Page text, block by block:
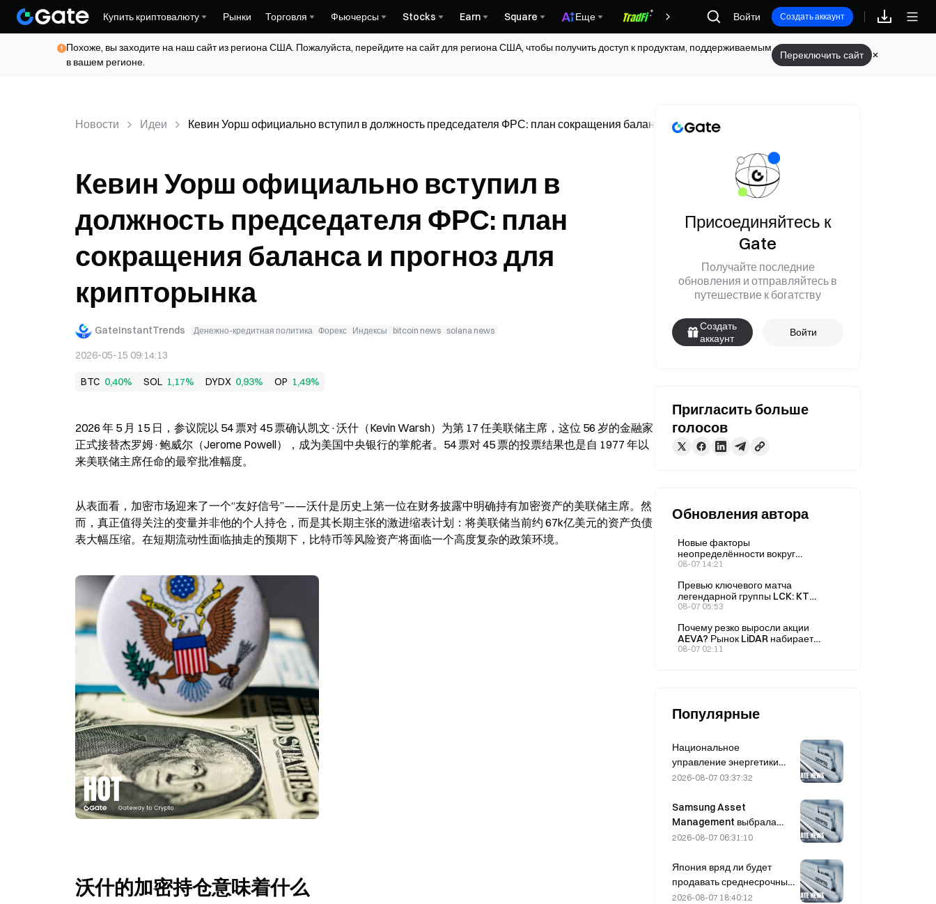
Купить криптовалюту Рынки Торговля Фьючерсы Stocks Earn Square Еще Награды
Войти Создать аккаунт
Похоже, вы заходите на наш сайт из региона США. Пожалуйста, перейдите на сайт для региона США, чтобы получить доступ к продуктам, поддерживаемым
в вашем регионе.
Переключить сайт
Новости Идеи Кевин Уорш официально вступил в должность председателя ФРС: план сокращения баланса и прогноз для крипторынка
Кевин Уорш официально вступил в
должность председателя ФРС: план
сокращения баланса и прогноз для
крипторынка
GateInstantTrends Денежно-кредитная политика Форекс Индексы bitcoin news solana news
2026-05-15 09:14:13
BTC 0,40% SOL 1,17% DYDX 0,93% OP 1,49%
2026 年 5 月 15 日，参议院以 54 票对 45 票确认凯文·沃什（Kevin Warsh）为第 17 任美联储主席，这位 56 岁的金融家
正式接替杰罗姆·鲍威尔（Jerome Powell），成为美国中央银行的掌舵者。54 票对 45 票的投票结果也是自 1977 年以
来美联储主席任命的最窄批准幅度。
从表面看，加密市场迎来了一个“友好信号”——沃什是历史上第一位在财务披露中明确持有加密资产的美联储主席。然
而，真正值得关注的变量并非他的个人持仓，而是其长期主张的激进缩表计划：将美联储当前约 67k亿美元的资产负债
表大幅压缩。在短期流动性面临抽走的预期下，比特币等风险资产将面临一个高度复杂的政策环境。
沃什的加密持仓意味着什么
Присоединяйтесь к
Gate
Получайте последние
обновления и отправляйтесь в
путешествие к богатству
Создать
аккаунт
Войти
Пригласить больше
голосов
Обновления автора
Новые факторы
неопределённости вокруг
повышения ставки ФРС в
скорректировали котировки после
неожиданного сокращения числа
рабочих мест вне
июле?
08-07 14:21
Превью ключевого матча
легендарной группы LCK: KT
против GEN — как рынок прогнозов
победу: 32% против 69%?
08-07 05:53
Почему резко выросли акции
AEVA? Рынок LiDAR набирает
обороты: подробный разбор новой
08-07 02:11
Популярные
Национальное
управление энергетики
Китая содействует
силовых полупроводников
и оборудования
сверхвысокого
2026-08-07 03:37:32
Samsung Asset
Management выбрала
трёх венчурных партнёров
средств фонда объёмом
90 млрд вон.
2026-08-07 06:31:10
Япония вряд ли будет
продавать среднесрочные
казначейские облигации
2026-08-07 18:40:12